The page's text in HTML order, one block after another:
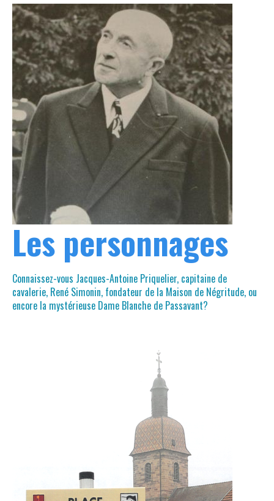
Les personnages
Connaissez-vous Jacques-Antoine Priquelier, capitaine de
cavalerie, René Simonin, fondateur de la Maison de Négritude, ou
encore la mystérieuse Dame Blanche de Passavant?